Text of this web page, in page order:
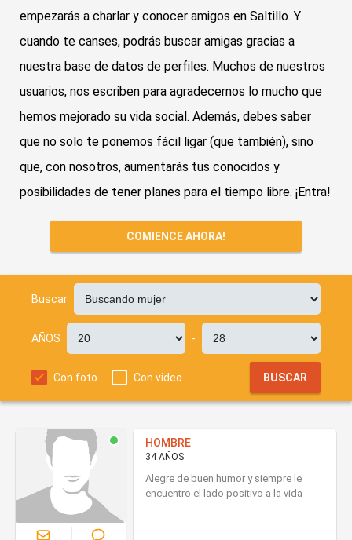
empezarás a charlar y conocer amigos en Saltillo. Y
cuando te canses, podrás buscar amigas gracias a
nuestra base de datos de perfiles. Muchos de nuestros
usuarios, nos escriben para agradecernos lo mucho que
hemos mejorado su vida social. Además, debes saber
que no solo te ponemos fácil ligar (que también), sino
que, con nosotros, aumentarás tus conocidos y
posibilidades de tener planes para el tiempo libre. ¡Entra!
COMIENCE AHORA!
Buscar
AÑOS -
Con foto Con video BUSCAR
HOMBRE
34 AÑOS
Alegre de buen humor y siempre le
encuentro el lado positivo a la vida